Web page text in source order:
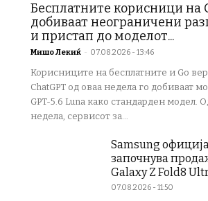
Бесплатните корисници на
добиваат неограничени
и пристап до моделот...
Мишо Лекиќ - 07.08.2026 - 13:46
Корисниците на бесплатните и Go
ChatGPT од оваа недела го добиваат
GPT-5.6 Luna како стандарден модел.
недела, сервисот за...
Samsung
започнува
Galaxy Z Fold8
07.08.2026 - 11:50